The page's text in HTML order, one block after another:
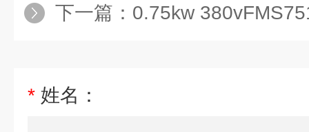
下一篇： 0.75kw 380vFMS751
* 姓名：